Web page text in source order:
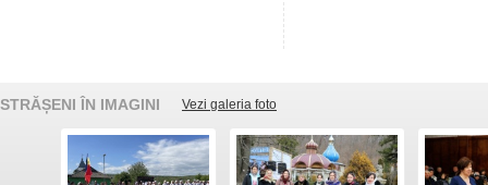
STRĂȘENI ÎN IMAGINI Vezi galeria foto